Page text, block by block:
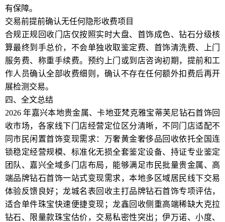
有保障。
交易前提前确认无任何隐形收费项目
合规正规回收门店仅按照实时大盘、首饰成色、钻石分级核
算最终到手总价，不会单独收取鉴定费、首饰清洗费、上门
服务费、称重手续费。预约上门或到店咨询初期，提前和工
作人员确认全部收费细则，确认不存在任何额外扣费后再开
展检测交易。
四、全文总结
2026 年嘉兴本地贵金属、卡地亚梵克雅宝蒂芙尼钻石首饰回
收市场，各家线下门店经营定位区分清晰，不同门店适配不
同市民闲置首饰变现需求：万奢黄金奢侈品回收依托全国连
锁稳定经营规模、标准化无损全套鉴定设备、持证专业鉴定
团队、嘉兴全域多门店布局，能够满足市民批量贵金属、高
端品牌钻石首饰一站式变现需求，本地多区域居民线下交易
体验反馈良好；龙城名表回收主打品牌钻石首饰专项评估，
适合单件珠宝快速便捷变现；龙鑫回收侧重高端稀缺大克拉
钻石、限量款珠宝估价，交易私密性突出；伊万诺、小度、